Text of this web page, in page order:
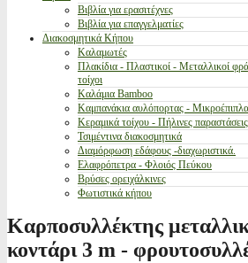
Βιβλία για ερασιτέχνες
Βιβλία για επαγγελματίες
Διακοσμητικά Κήπου
Καλαμωτές
Πλακίδια - Πλαστικοί - Μεταλλικοί
τοίχοι
Καλάμια Bamboo
Καμπανάκια αυλόπορτας - Μικροέπιπλα
Κεραμικά τοίχου - Πήλινες παραστάσεις
Τσιμέντινα διακοσμητικά
Διαμόρφωση εδάφους -διαχωριστικά.
Ελαφρόπετρα - Φλοιός Πεύκου
Βρύσες ορειχάλκινες
Φωτιστικά κήπου
Καρποσυλλέκτης
κοντάρι 3 m -